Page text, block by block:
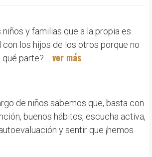
y familias que a la propia es
los hijos de los otros porque no
parte? ... ver más
de niños sabemos que, basta con
buenos hábitos, escucha activa,
y sentir que ¡hemos